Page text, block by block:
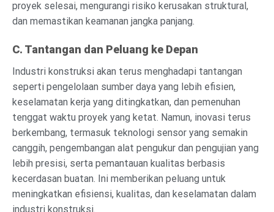
proyek selesai, mengurangi risiko kerusakan struktural,
dan memastikan keamanan jangka panjang.
C. Tantangan dan Peluang ke Depan
Industri konstruksi akan terus menghadapi tantangan
seperti pengelolaan sumber daya yang lebih efisien,
keselamatan kerja yang ditingkatkan, dan pemenuhan
tenggat waktu proyek yang ketat. Namun, inovasi terus
berkembang, termasuk teknologi sensor yang semakin
canggih, pengembangan alat pengukur dan pengujian yang
lebih presisi, serta pemantauan kualitas berbasis
kecerdasan buatan. Ini memberikan peluang untuk
meningkatkan efisiensi, kualitas, dan keselamatan dalam
industri konstruksi.